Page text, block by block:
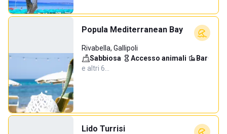
Popula Mediterranean Bay
Rivabella, Gallipoli
Sabbiosa· Accesso animali· Bar·
e altri 6…
Lido Turrisi